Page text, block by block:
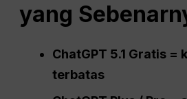
yang
ChatGPT 5.1 Gratis =
terbatas